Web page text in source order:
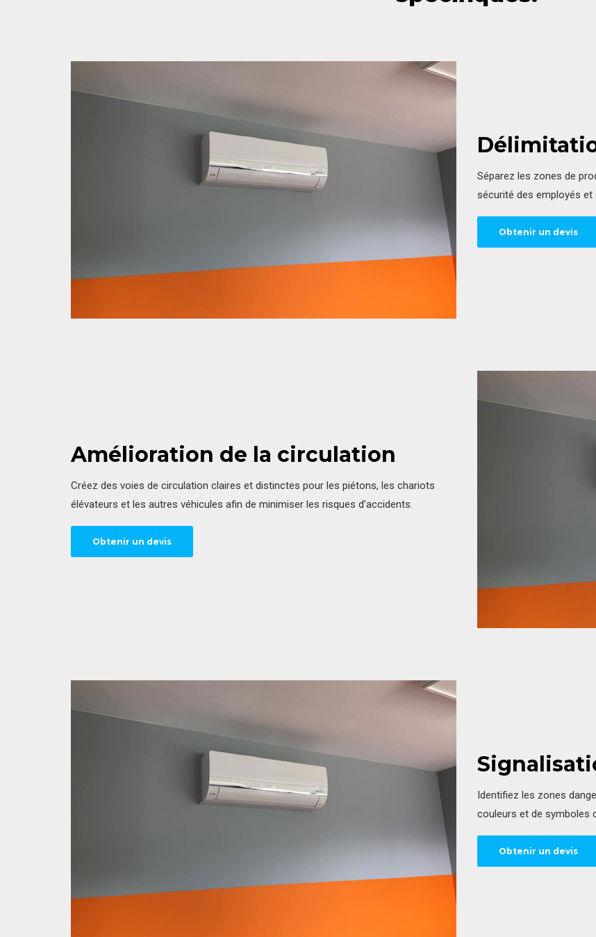
Séparez les zones de
sécurité des employés et
Obtenir un devis
Amélioration de la circulation
Créez des voies de circulation claires et distinctes pour les piétons, les chariots
élévateurs et les autres véhicules afin de minimiser les risques d’accidents.
Obtenir un devis
Identifiez les zones
couleurs et de symboles
Obtenir un devis